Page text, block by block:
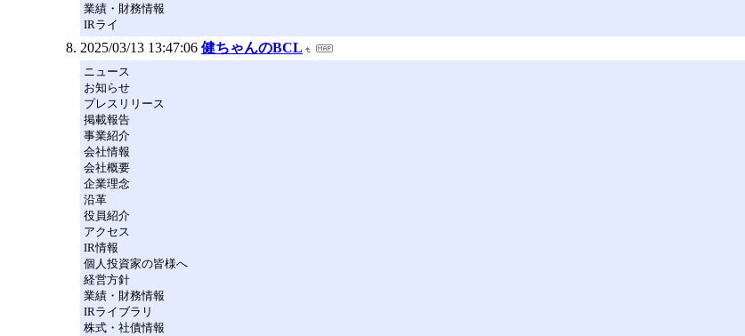
業績・財務情報
IRライ
2025/03/13 13:47:06 健ちゃんのBCL
ニュース
お知らせ
プレスリリース
掲載報告
事業紹介
会社情報
会社概要
企業理念
沿革
役員紹介
アクセス
IR情報
個人投資家の皆様へ
経営方針
業績・財務情報
IRライブラリ
株式・社債情報